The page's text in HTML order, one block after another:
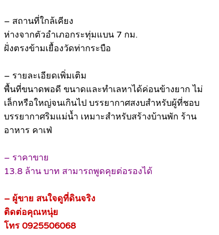
– สถานที่ใกล้เคียง
ห่างจากตัวอำเภอกระทุ่มแบน 7 กม.
ฝั่งตรงข้ามเยื้องวัดท่ากระบือ
– รายละเอียดเพิ่มเติม
พื้นที่ขนาดพอดี ขนาดและทำเลหาได้ค่อนข้างยาก ไม่
เล็กหรือใหญ่จนเกินไป บรรยากาศสงบสำหรับผู้ที่ชอบ
บรรยากาศริมแม่น้ำ เหมาะสำหรับสร้างบ้านพัก ร้าน
อาหาร คาเฟ่
– ราคาขาย
13.8 ล้าน บาท สามารถพูดคุยต่อรองได้
– ผู้ขาย สนใจดูที่ดินจริง
ติดต่อคุณหนุ่ย
โทร 0925506068